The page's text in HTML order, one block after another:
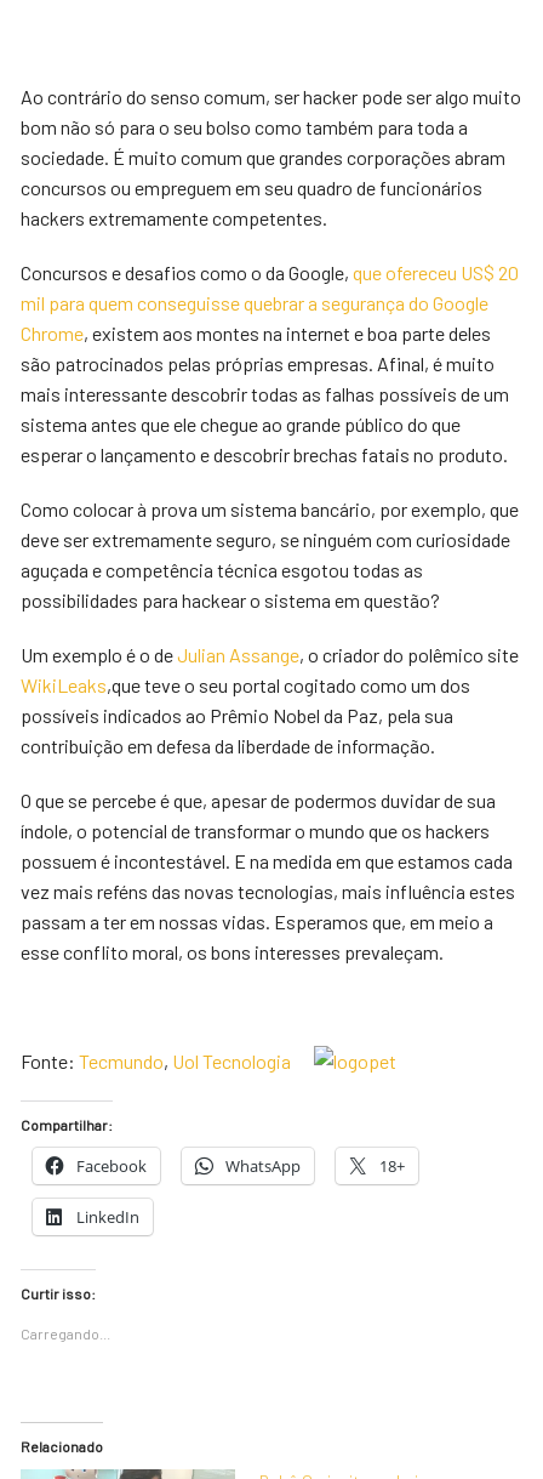
Ao contrário do senso comum, ser hacker pode ser algo muito
bom não só para o seu bolso como também para toda a
sociedade. É muito comum que grandes corporações abram
concursos ou empreguem em seu quadro de funcionários
hackers extremamente competentes.
Concursos e desafios como o da Google,que ofereceu US$ 20
mil para quem conseguisse quebrar a segurança do Google
Chrome, existem aos montes na internet e boa parte deles
são patrocinados pelas próprias empresas. Afinal, é muito
mais interessante descobrir todas as falhas possíveis de um
sistema antes que ele chegue ao grande público do que
esperar o lançamento e descobrir brechas fatais no produto.
Como colocar à prova um sistema bancário, por exemplo, que
deve ser extremamente seguro, se ninguém com curiosidade
aguçada e competência técnica esgotou todas as
possibilidades para hackear o sistema em questão?
Um exemplo é o deJulian Assange, o criador do polêmico site
WikiLeaks,que teve o seu portal cogitado como um dos
possíveis indicados ao Prêmio Nobel da Paz, pela sua
contribuição em defesa da liberdade de informação.
O que se percebe é que, apesar de podermos duvidar de sua
índole, o potencial de transformar o mundo que os hackers
possuem é incontestável. E na medida em que estamos cada
vez mais reféns das novas tecnologias, mais influência estes
passam a ter em nossas vidas. Esperamos que, em meio a
esse conflito moral, os bons interesses prevaleçam.
Fonte:Tecmundo, Uol Tecnologia
Compartilhar:
Facebook WhatsApp 18+
LinkedIn
Curtir isso:
Carregando...
Relacionado